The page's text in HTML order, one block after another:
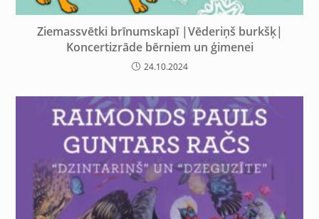
Ziemassvētki brīnumskapī |Vēderiņš burkšķ|
Koncertizrāde bērniem un ģimenei
24.10.2024